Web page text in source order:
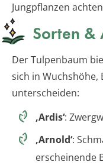
Jungpflanzen
Sorten &
Der Tulpenbaum
sich in
unterscheiden:
‚Ardis‘:
‚Arnold‘:
erscheinende